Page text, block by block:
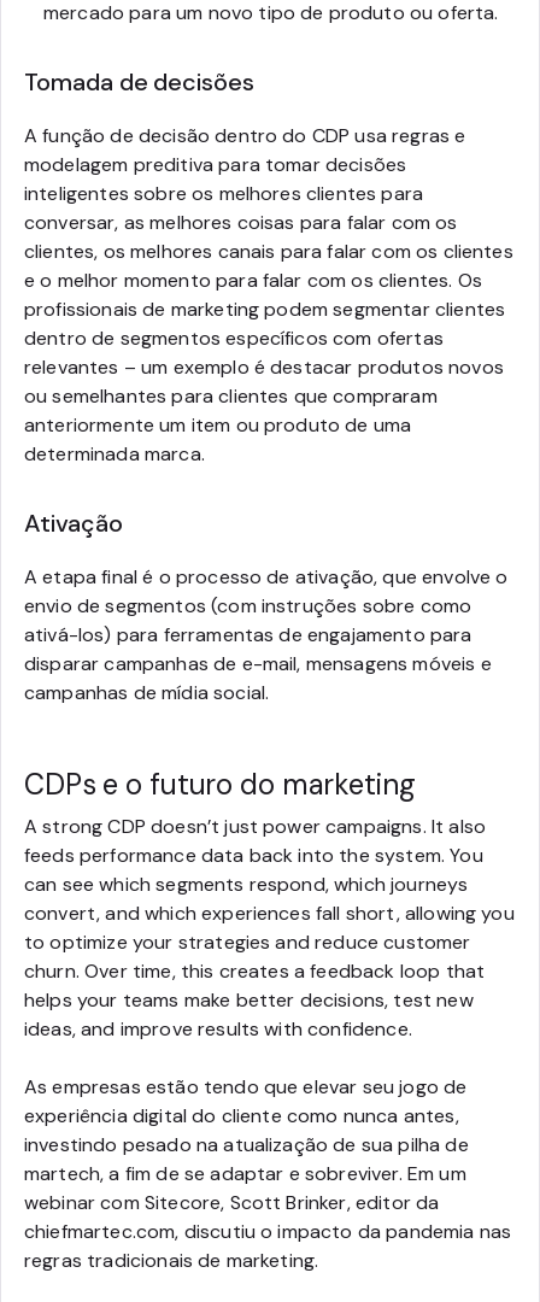
mercado para um novo tipo de produto ou oferta.
Tomada de decisões
A função de decisão dentro do CDP usa regras e
modelagem preditiva para tomar decisões
inteligentes sobre os melhores clientes para
conversar, as melhores coisas para falar com os
clientes, os melhores canais para falar com os clientes
e o melhor momento para falar com os clientes. Os
profissionais de marketing podem segmentar clientes
dentro de segmentos específicos com ofertas
relevantes – um exemplo é destacar produtos novos
ou semelhantes para clientes que compraram
anteriormente um item ou produto de uma
determinada marca.
Ativação
A etapa final é o processo de ativação, que envolve o
envio de segmentos (com instruções sobre como
ativá-los) para ferramentas de engajamento para
disparar campanhas de e-mail, mensagens móveis e
campanhas de mídia social.
CDPs e o futuro do marketing
A strong CDP doesn’t just power campaigns. It also
feeds performance data back into the system. You
can see which segments respond, which journeys
convert, and which experiences fall short, allowing you
to optimize your strategies and reduce customer
churn. Over time, this creates a feedback loop that
helps your teams make better decisions, test new
ideas, and improve results with confidence.
As empresas estão tendo que elevar seu jogo de
experiência digital do cliente como nunca antes,
investindo pesado na atualização de sua pilha de
martech, a fim de se adaptar e sobreviver. Em um
webinar com Sitecore, Scott Brinker, editor da
chiefmartec.com, discutiu o impacto da pandemia nas
regras tradicionais de marketing.